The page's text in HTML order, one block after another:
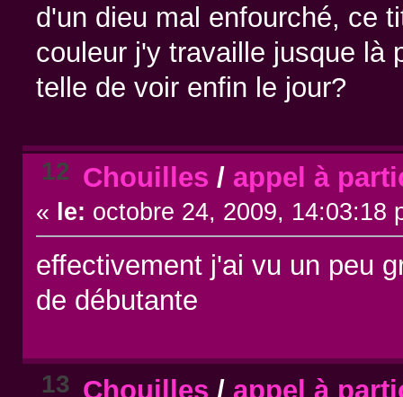
d'un dieu mal enfourché, ce
couleur j'y travaille jusque là
telle de voir enfin le jour?
12 Chouilles / appel à
« le: octobre 24, 2009, 14:03:18
effectivement j'ai vu un peu
de débutante
13 Chouilles / appel à